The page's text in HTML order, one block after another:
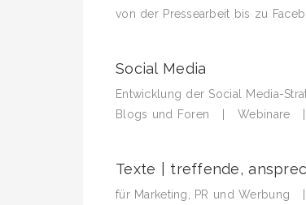
von der Pressearbeit bis zu
Social Media
Entwicklung der Social Media-
Blogs und Foren | Webinare
Texte | treffende,
für Marketing, PR und